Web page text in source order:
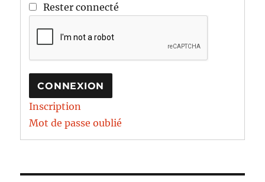
Rester connecté
CONNEXION
Inscription
Mot de passe oublié